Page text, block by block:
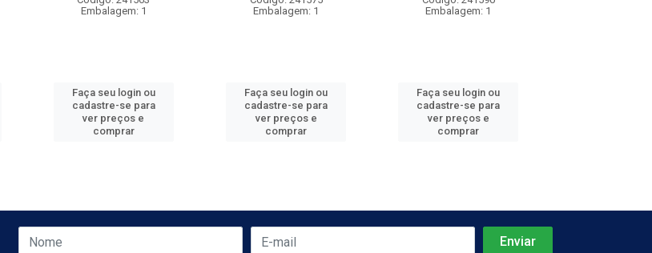
Embalagem: 1
Faça seu login ou
cadastre-se para
ver preços e
comprar
Embalagem: 1
Faça seu login ou
cadastre-se para
ver preços e
comprar
Embalagem: 1
Faça seu login ou
cadastre-se para
ver preços e
comprar